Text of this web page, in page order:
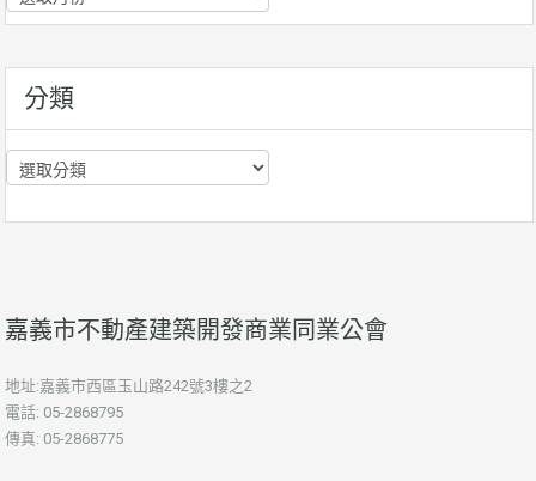
史
分類
分
類
嘉義市不動產建築開發商業同業公會
地址:嘉義市西區玉山路242號3樓之2
電話: 05-2868795
傳真: 05-2868775